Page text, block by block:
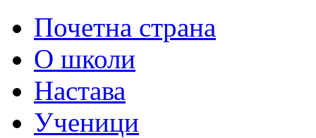
Почетна страна
О школи
Настава
Ученици